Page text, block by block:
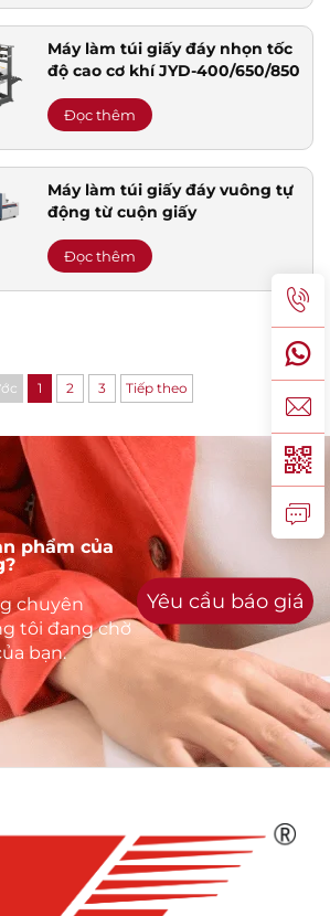
Máy làm túi giấy đáy nhọn tốc
độ cao cơ khí JYD-400/650/850
Đọc thêm
Máy làm túi giấy đáy vuông tự
động từ cuộn giấy
Đọc thêm
1 2 3 Tiếp theo
phẩm của
chuyên
tôi đang chờ
bạn.
Yêu cầu báo giá